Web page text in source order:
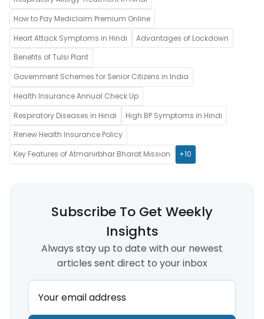
How to Pay Mediclaim Premium Online
Heart Attack Symptoms in Hindi
Advantages of Lockdown
Benefits of Tulsi Plant
Government Schemes for Senior Citizens in India
Health Insurance Annual Check Up
Respiratory Diseases in Hindi
High BP Symptoms in Hindi
Renew Health Insurance Policy
Key Features of Atmanirbhar Bharat Mission
+10
Subscribe To Get Weekly
Insights
Always stay up to date with our newest
articles sent direct to your inbox
Your email address